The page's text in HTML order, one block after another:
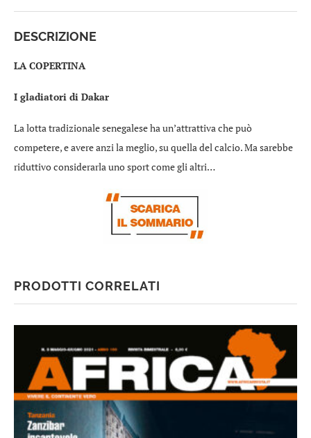
DESCRIZIONE
LA COPERTINA
I gladiatori di Dakar
La lotta tradizionale senegalese ha un’attrattiva che può
competere, e avere anzi la meglio, su quella del calcio. Ma sarebbe
riduttivo considerarla uno sport come gli altri…
PRODOTTI CORRELATI